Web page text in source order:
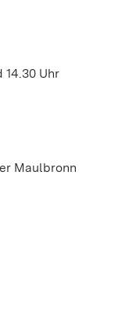
14.30 Uhr
Maulbronn